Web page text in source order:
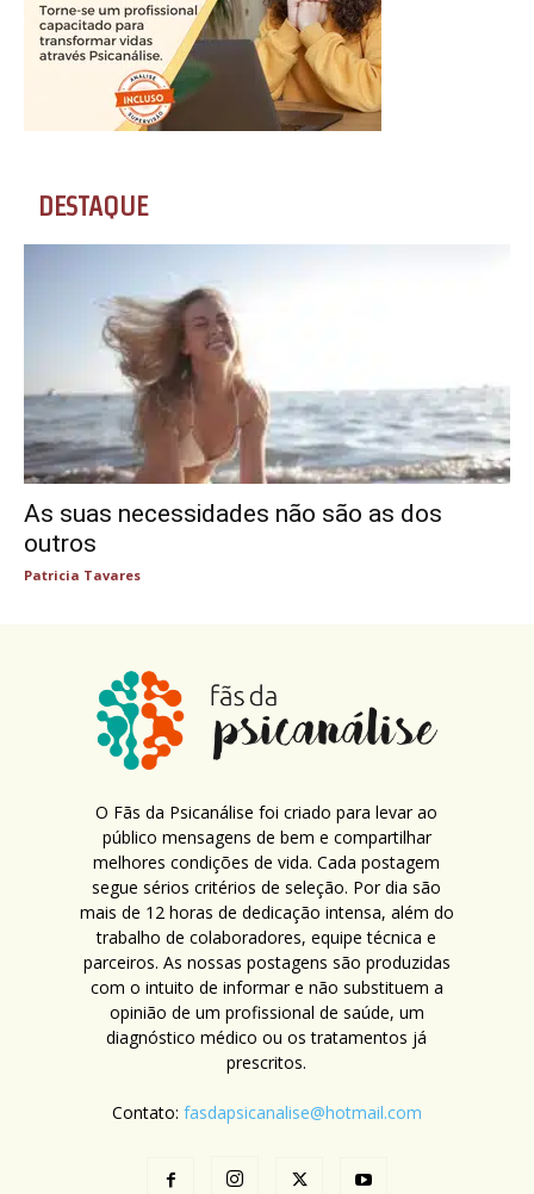
DESTAQUE
As suas necessidades não são as dos
outros
Patricia Tavares
O Fãs da Psicanálise foi criado para levar ao
público mensagens de bem e compartilhar
melhores condições de vida. Cada postagem
segue sérios critérios de seleção. Por dia são
mais de 12 horas de dedicação intensa, além do
trabalho de colaboradores, equipe técnica e
parceiros. As nossas postagens são produzidas
com o intuito de informar e não substituem a
opinião de um profissional de saúde, um
diagnóstico médico ou os tratamentos já
prescritos.
Contato: fasdapsicanalise@hotmail.com